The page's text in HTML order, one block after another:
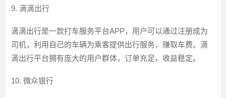
9. 滴滴出行
滴滴出行是一款打车服务平台APP，用户可以通过注册成为
司机，利用自己的车辆为乘客提供出行服务，赚取车费。滴
滴出行平台拥有庞大的用户群体，订单充足，收益稳定。
10. 微众银行